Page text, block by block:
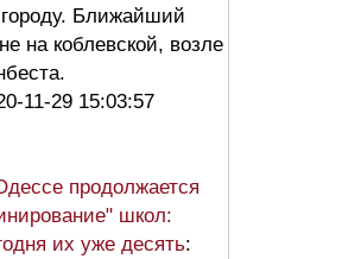
Ближайший
на коблевской, возле
11-29 15:03:57
продолжается
школ:
их уже десять: